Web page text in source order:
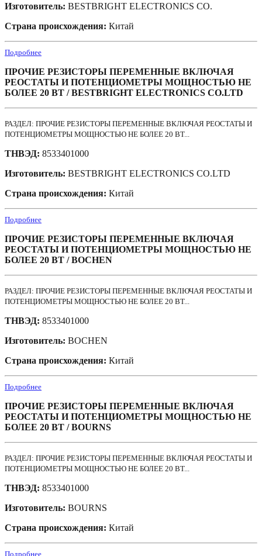
Изготовитель: BESTBRIGHT ELECTRONICS CO.
Страна происхождения: Китай
Подробнее
ПРОЧИЕ РЕЗИСТОРЫ ПЕРЕМЕННЫЕ ВКЛЮЧАЯ
РЕОСТАТЫ И ПОТЕНЦИОМЕТРЫ МОЩНОСТЬЮ НЕ
БОЛЕЕ 20 ВТ / BESTBRIGHT ELECTRONICS CO.LTD
РАЗДЕЛ: ПРОЧИЕ РЕЗИСТОРЫ ПЕРЕМЕННЫЕ ВКЛЮЧАЯ РЕОСТАТЫ И
ПОТЕНЦИОМЕТРЫ МОЩНОСТЬЮ НЕ БОЛЕЕ 20 ВТ...
ТНВЭД: 8533401000
Изготовитель: BESTBRIGHT ELECTRONICS CO.LTD
Страна происхождения: Китай
Подробнее
ПРОЧИЕ РЕЗИСТОРЫ ПЕРЕМЕННЫЕ ВКЛЮЧАЯ
РЕОСТАТЫ И ПОТЕНЦИОМЕТРЫ МОЩНОСТЬЮ НЕ
БОЛЕЕ 20 ВТ / BOCHEN
РАЗДЕЛ: ПРОЧИЕ РЕЗИСТОРЫ ПЕРЕМЕННЫЕ ВКЛЮЧАЯ РЕОСТАТЫ И
ПОТЕНЦИОМЕТРЫ МОЩНОСТЬЮ НЕ БОЛЕЕ 20 ВТ...
ТНВЭД: 8533401000
Изготовитель: BOCHEN
Страна происхождения: Китай
Подробнее
ПРОЧИЕ РЕЗИСТОРЫ ПЕРЕМЕННЫЕ ВКЛЮЧАЯ
РЕОСТАТЫ И ПОТЕНЦИОМЕТРЫ МОЩНОСТЬЮ НЕ
БОЛЕЕ 20 ВТ / BOURNS
РАЗДЕЛ: ПРОЧИЕ РЕЗИСТОРЫ ПЕРЕМЕННЫЕ ВКЛЮЧАЯ РЕОСТАТЫ И
ПОТЕНЦИОМЕТРЫ МОЩНОСТЬЮ НЕ БОЛЕЕ 20 ВТ...
ТНВЭД: 8533401000
Изготовитель: BOURNS
Страна происхождения: Китай
Подробнее